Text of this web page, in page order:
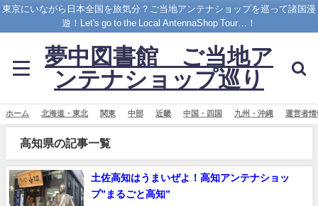
東京にいながら日本全国を旅気分？ご当地アンテナショップを巡って諸国漫
遊！Let's go to the Local AntennaShop Tour…！
夢中図書館 ご当地ア
ンテナショップ巡り
ホーム 北海道・東北 関東 中部 近畿 中国・四国 九州・沖縄 運営者情
高知県の記事一覧
土佐高知はうまいぜよ！高知アンテナショッ
プ”まるごと高知”